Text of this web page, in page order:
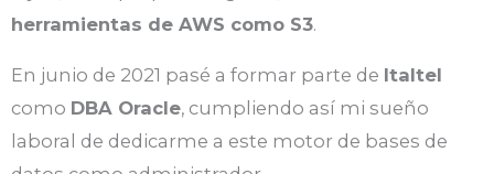
herramientas de AWS como S3.
En junio de 2021 pasé a formar parte de Italtel
como DBA Oracle, cumpliendo así mi sueño
laboral de dedicarme a este motor de bases de